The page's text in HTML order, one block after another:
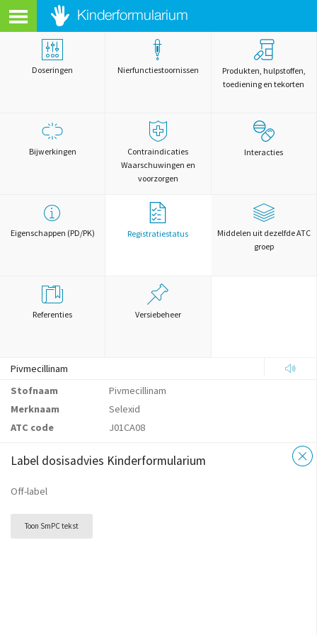
Doseringen Nierfunctiestoornissen
Produkten, hulpstoffen,
toediening en tekorten
Bijwerkingen
Contraindicaties
Waarschuwingen en
voorzorgen
Interacties
Eigenschappen (PD/PK) Registratiestatus
Middelen uit dezelfde ATC
groep
Referenties Versiebeheer
Pivmecillinam
Stofnaam
Pivmecillinam
Merknaam
Selexid
ATC code
J01CA08
Label dosisadvies Kinderformularium
Off-label
Toon SmPC tekst